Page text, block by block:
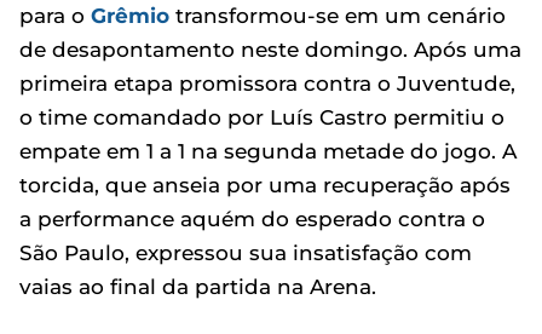
para o Grêmio transformou-se em um cenário
de desapontamento neste domingo. Após uma
primeira etapa promissora contra o Juventude,
o time comandado por Luís Castro permitiu o
empate em 1 a 1 na segunda metade do jogo. A
torcida, que anseia por uma recuperação após
a performance aquém do esperado contra o
São Paulo, expressou sua insatisfação com
vaias ao final da partida na Arena.